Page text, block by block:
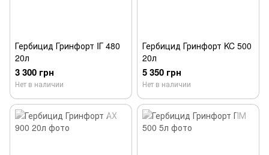
Гербицид Гринфорт IГ 480
20л
3 300 грн
Нет в наличии
Гербицид Гринфорт KC 500
20л
5 350 грн
Нет в наличии